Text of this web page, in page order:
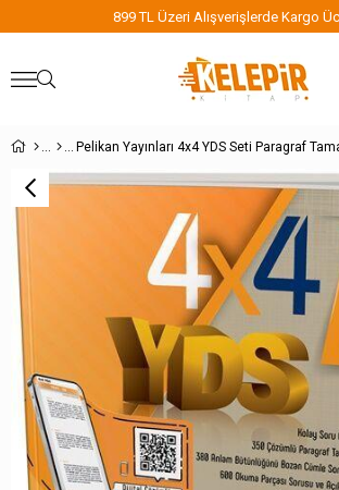
899 TL Üzeri Alışverişlerde Kargo